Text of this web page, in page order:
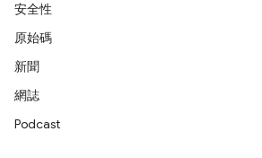
安全性
原始碼
新聞
網誌
Podcast